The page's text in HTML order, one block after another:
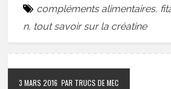
compléments alimentaires,
n, tout savoir sur la créatine
3 MARS 2016 PAR TRUCS DE MEC